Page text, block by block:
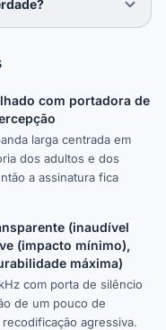
com portadora de
larga centrada em
dos adultos e dos
a assinatura fica
(inaudível
(impacto mínimo),
máxima)
com porta de silêncio
de um pouco de
agressiva.